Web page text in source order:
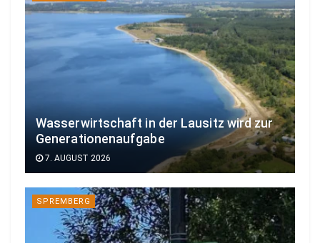
Wasserwirtschaft in der Lausitz wird zur
Generationenaufgabe
7. AUGUST 2026
SPREMBERG